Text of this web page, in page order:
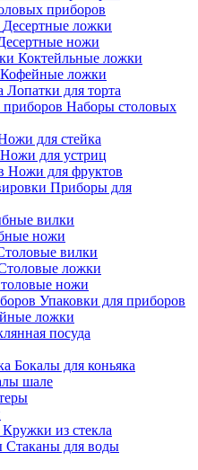
приборов
Десертные ложки
ножи
Коктейльные ложки
Кофейные ложки
Лопатки для торта
Наборы столовых
для стейка
Ножи для устриц
Ножи для фруктов
Приборы для
вилки
ножи
вилки
ложки
ножи
Упаковки для приборов
ложки
посуда
Бокалы для коньяка
шале
Кружки из стекла
Стаканы для воды